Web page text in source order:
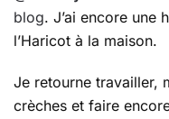
blog. J’ai encore une
l’Haricot à la maison.
Je retourne travailler,
crèches et faire